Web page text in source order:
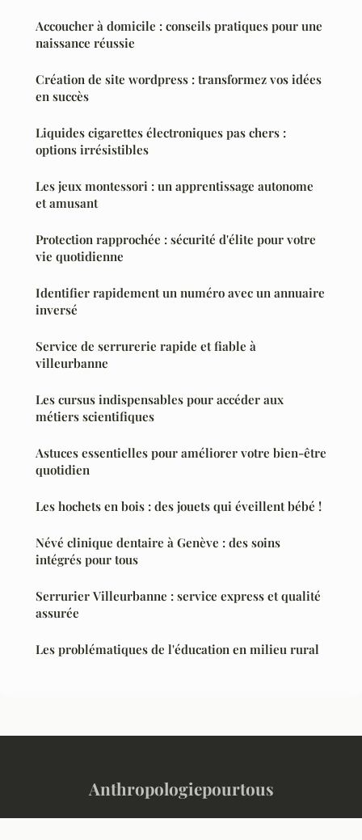
Accoucher à domicile : conseils pratiques pour une
naissance réussie
Création de site wordpress : transformez vos idées
en succès
Liquides cigarettes électroniques pas chers :
options irrésistibles
Les jeux montessori : un apprentissage autonome
et amusant
Protection rapprochée : sécurité d'élite pour votre
vie quotidienne
Identifier rapidement un numéro avec un annuaire
inversé
Service de serrurerie rapide et fiable à
villeurbanne
Les cursus indispensables pour accéder aux
métiers scientifiques
Astuces essentielles pour améliorer votre bien-être
quotidien
Les hochets en bois : des jouets qui éveillent bébé !
Névé clinique dentaire à Genève : des soins
intégrés pour tous
Serrurier Villeurbanne : service express et qualité
assurée
Les problématiques de l'éducation en milieu rural
Anthropologiepourtous